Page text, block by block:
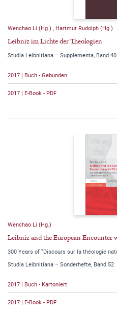
Wenchao Li (Hg.) , Hartmut Rudolph (Hg.)
Leibniz im Lichte der Theologien
Studia Leibnitiana – Supplementa, Band 40
2017 | Buch - Gebunden
2017 | E-Book - PDF
Wenchao Li (Hg.)
Leibniz and the European Encounter
300 Years of "Discours sur la théologie
Studia Leibnitiana – Sonderhefte, Band 52
2017 | Buch - Kartoniert
2017 | E-Book - PDF